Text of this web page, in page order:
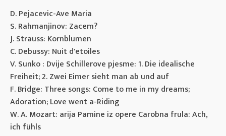
D. Pejacevic-Ave Maria
S. Rahmanjinov: Zacem?
J. Strauss: Kornblumen
C. Debussy: Nuit d'etoiles
V. Sunko : Dvije Schillerove pjesme: 1. Die idealische
Freiheit; 2. Zwei Eimer sieht man ab und auf
F. Bridge: Three songs: Come to me in my dreams;
Adoration; Love went a-Riding
W. A. Mozart: arija Pamine iz opere Carobna frula: Ach,
ich fühls